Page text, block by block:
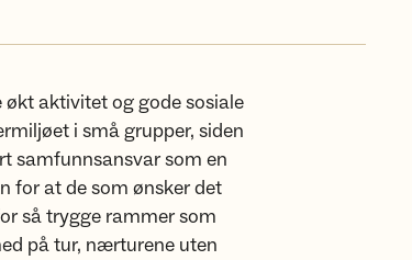
aktivitet og gode sosiale
i små grupper, siden
samfunnsansvar som en
for at de som ønsker det
så trygge rammer som
på tur, nærturene uten